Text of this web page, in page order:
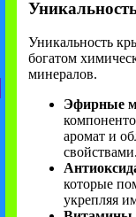
Уникальность
богатом
минералов.
Эфирные
аромат и
свойствами.
которые
укрепляя